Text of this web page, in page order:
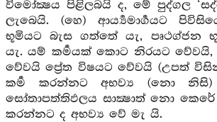
විමෝක්‍ෂය පිළිලබයි ද, මේ පුද්ගල
ලැබෙයි. (හෙ) ආර්‍ය්‍යමාර්‍ගයට
භූමියට බැස ගත්තේ යැ, පෘථග්ජන
යැ. යම් කර්‍මයක් කොට නිරයට
වේවයි ප්‍රේත විෂයට වේවයි (උපත්
කර්‍ම කරන්නට අභව්‍ය (නො
සෝතාපත්තිඵලය සාක්‍ෂාත් නො
කරන්නට ද අභව්‍ය වේ මැ යි.